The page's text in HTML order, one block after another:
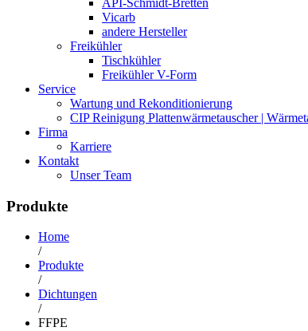
API-Schmidt-Bretten
Vicarb
andere Hersteller
Freikühler
Tischkühler
Freikühler V-Form
Service
Wartung und Rekonditionierung
CIP Reinigung Plattenwärmetauscher |
Firma
Karriere
Kontakt
Unser Team
Produkte
Home
/
Produkte
/
Dichtungen
/
FFPE